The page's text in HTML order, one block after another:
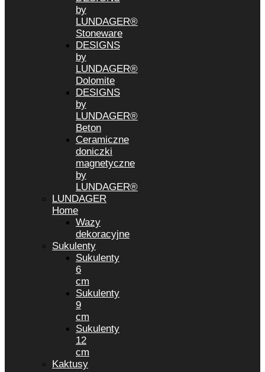
by
LUNDAGER®
Stoneware
DESIGNS
by
LUNDAGER®
Dolomite
DESIGNS
by
LUNDAGER®
Beton
Ceramiczne
doniczki
magnetyczne
by
LUNDAGER®
LUNDAGER
Home
Wazy
dekoracyjne
Sukulenty
Sukulenty
6
cm
Sukulenty
9
cm
Sukulenty
12
cm
Kaktusy